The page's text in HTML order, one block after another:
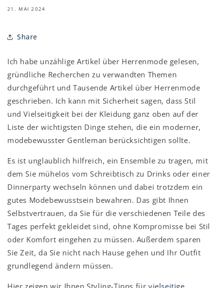
21. MAI 2024
Share
Ich habe unzählige Artikel über Herrenmode gelesen,
gründliche Recherchen zu verwandten Themen
durchgeführt und Tausende Artikel über Herrenmode
geschrieben. Ich kann mit Sicherheit sagen, dass Stil
und Vielseitigkeit bei der Kleidung ganz oben auf der
Liste der wichtigsten Dinge stehen, die ein moderner,
modebewusster Gentleman berücksichtigen sollte.
Es ist unglaublich hilfreich, ein Ensemble zu tragen, mit
dem Sie mühelos vom Schreibtisch zu Drinks oder einer
Dinnerparty wechseln können und dabei trotzdem ein
gutes Modebewusstsein bewahren. Das gibt Ihnen
Selbstvertrauen, da Sie für die verschiedenen Teile des
Tages perfekt gekleidet sind, ohne Kompromisse bei Stil
oder Komfort eingehen zu müssen. Außerdem sparen
Sie Zeit, da Sie nicht nach Hause gehen und Ihr Outfit
grundlegend ändern müssen.
Hier zeigen wir Ihnen Styling-Tipps fürvielseitige